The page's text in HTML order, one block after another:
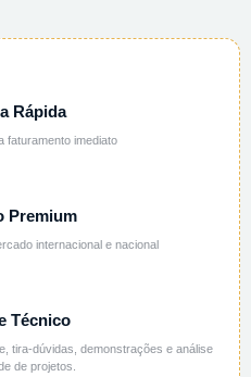
Rápida
faturamento imediato
Premium
internacional e nacional
Técnico
tira-dúvidas, demonstrações e análise
de projetos.